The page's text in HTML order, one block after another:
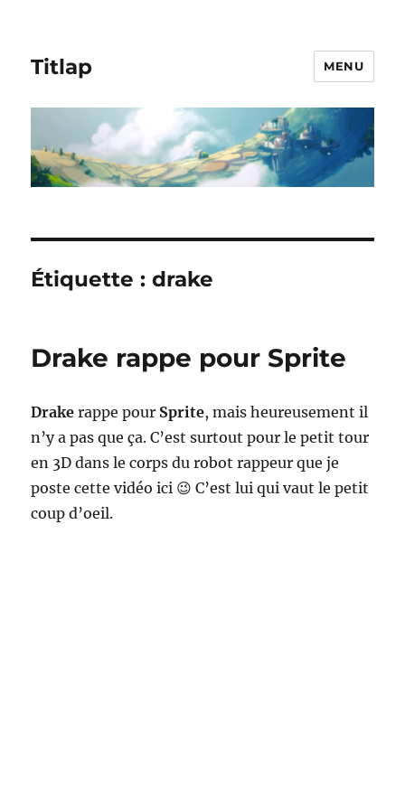
Titlap MENU
Étiquette :drake
Drake rappe pour Sprite
Drake rappe pour Sprite, mais heureusement il
n’y a pas que ça. C’est surtout pour le petit tour
en 3D dans le corps du robot rappeur que je
poste cette vidéo ici 😉 C’est lui qui vaut le petit
coup d’oeil.